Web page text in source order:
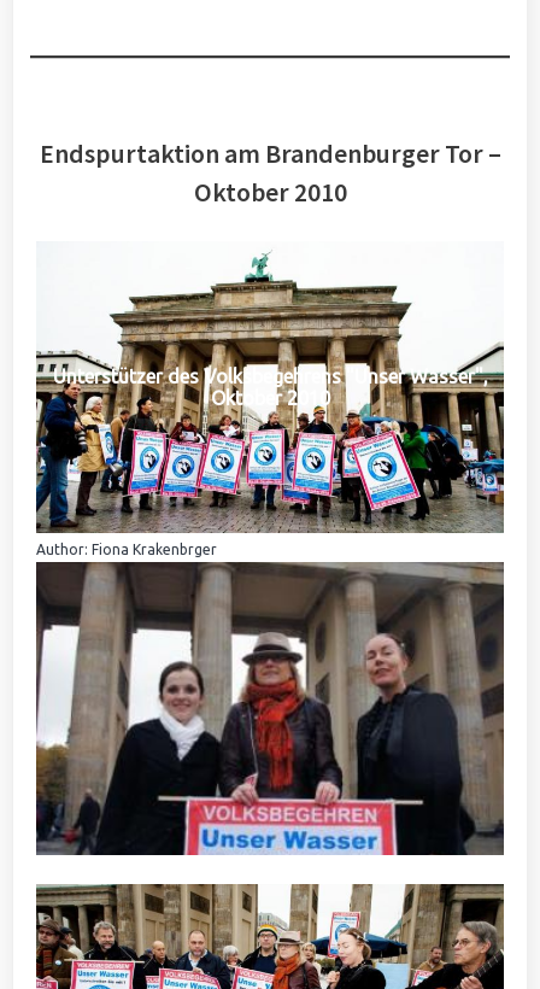
Endspurtaktion am Brandenburger Tor –
Oktober 2010
Unterstützer des Volksbegehrens "Unser Wasser",
Oktober 2010
Author: Fiona Krakenbrger